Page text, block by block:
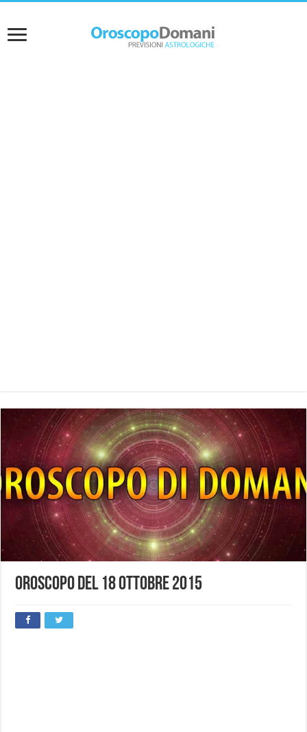
Oroscopo del 18 ottobre 2015